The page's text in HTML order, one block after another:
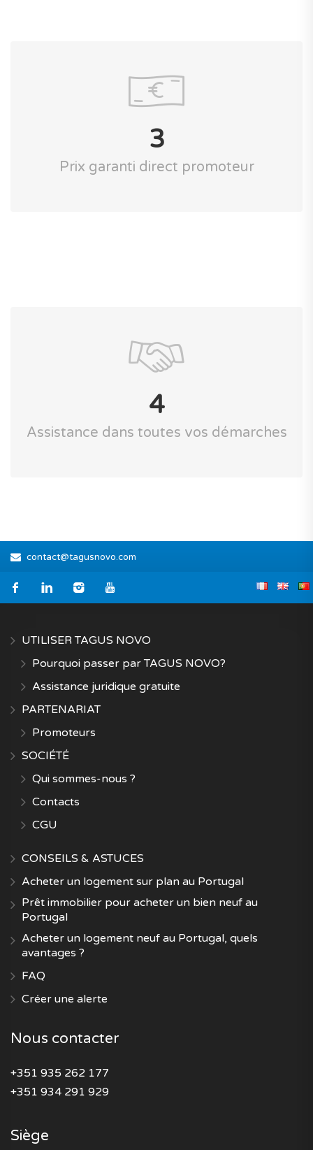
3
Prix garanti direct promoteur
4
Assistance dans toutes vos démarches
contact@tagusnovo.com
UTILISER TAGUS NOVO
Pourquoi passer par TAGUS NOVO?
Assistance juridique gratuite
PARTENARIAT
Promoteurs
SOCIÉTÉ
Qui sommes-nous ?
Contacts
CGU
CONSEILS & ASTUCES
Acheter un logement sur plan au Portugal
Prêt immobilier pour acheter un bien neuf au
Portugal
Acheter un logement neuf au Portugal, quels
avantages ?
FAQ
Créer une alerte
Nous contacter
+351 935 262 177
+351 934 291 929
Siège